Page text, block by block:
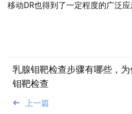
移动DR也得到了一定程度的广泛应
上一篇
乳腺钼靶检查步骤有哪些，
钼靶检查